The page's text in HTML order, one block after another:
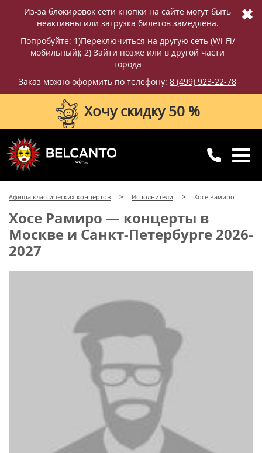
Из-за блокировок сети кнопки на сайте могут быть
неактивны или загрузка билетов замедлена.
Попробуйте: 1)Переключиться на другую сеть (Wi-Fi/
мобильный); 2) Зайти позже или в другой части
города
Заказ можно оформить по телефону: 8 (499) 923-22-78
✖
Хочу скидку 50 %
8 (499) 923-22-78
8 (800) 770-09-71
для регионов
Афиша классических концертов Исполнители Хосе Рамиро
Хосе Рамиро — концерты в
Москве и Санкт-Петербурге 2026-
2027